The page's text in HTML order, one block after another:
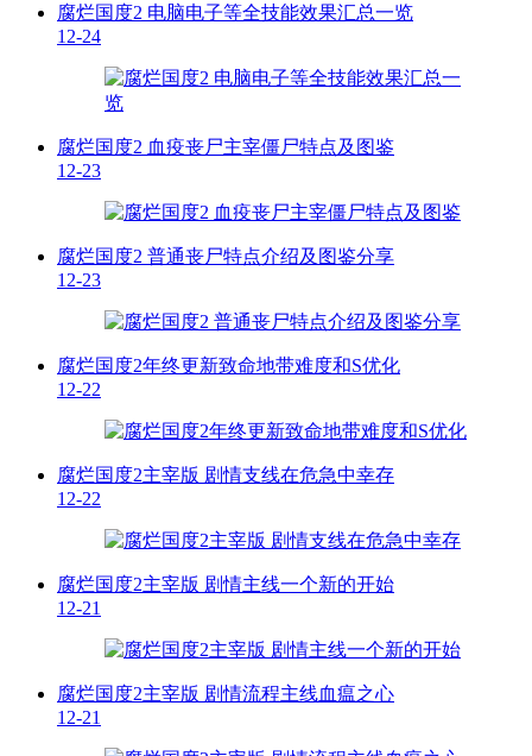
腐烂国度2 电脑电子等全技能效果汇总一览
12-24
腐烂国度2 血疫丧尸主宰僵尸特点及图鉴
12-23
腐烂国度2 普通丧尸特点介绍及图鉴分享
12-23
腐烂国度2年终更新致命地带难度和S优化
12-22
腐烂国度2主宰版 剧情支线在危急中幸存
12-22
腐烂国度2主宰版 剧情主线一个新的开始
12-21
腐烂国度2主宰版 剧情流程主线血瘟之心
12-21